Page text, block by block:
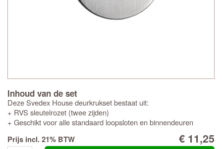
Inhoud van de set
Deze Svedex House deurkrukset bestaat uit:
+ RVS sleutelrozet (twee zijden)
+ Geschikt voor alle standaard loopsloten en binnendeuren
Prijs incl. 21% BTW
€ 11,25